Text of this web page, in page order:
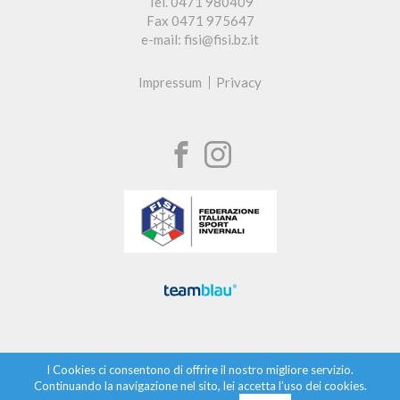
Fax 0471 975647
e-mail: fisi@fisi.bz.it
Impressum Privacy
I Cookies ci consentono di offrire il nostro migliore servizio.
Continuando la navigazione nel sito, lei accetta l’uso dei cookies.